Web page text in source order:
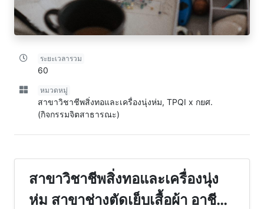
ระยะเวลารวม
60
หมวดหมู่
สาขาวิชาชีพสิ่งทอและเครื่องนุ่งห่ม, TPQI x กยศ.
(กิจกรรมจิตสาธารณะ)
สาขาวิชาชีพสิ่งทอและเครื่องนุ่ง
ห่ม สาขาช่างตัดเย็บเสื้อผ้า อาชีพ